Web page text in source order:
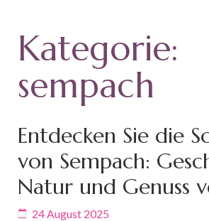
Kategorie:
sempach
Entdecken Sie die
von Sempach:
Natur und Genuss
24 August 2025